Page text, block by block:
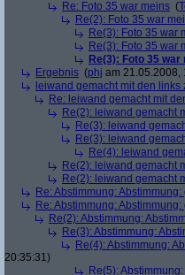
Re: Foto 35 war meins (
Re(2): Foto 35 war
Re(3): Foto 35 war
Re(3): Foto 35 war
Re(3): Foto 35 war
Ergebnis (phj am 21.05.2008,
leiwand gemacht mit den links
Re: leiwand gemacht mit
Re(2): leiwand gemacht
Re(3): leiwand
Re(3): leiwand
Re(4): leiwand
Re(2): leiwand gemacht
Re(2): leiwand gemacht
Re: Abstimmung:
Re: Abstimmung:
Re(2): Abstimmung:
Re(3): Abstimmung:
Re(4): Abstimmung:
20:35:31)
Re(5):